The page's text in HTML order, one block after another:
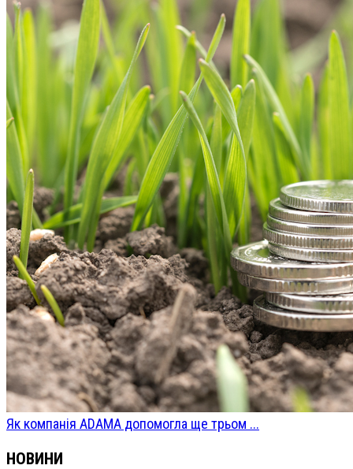
Як компанія ADAMA допомогла ще трьом ...
НОВИНИ